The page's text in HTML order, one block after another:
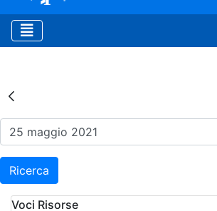
Risultati della
Ricerca
Voci Risorse